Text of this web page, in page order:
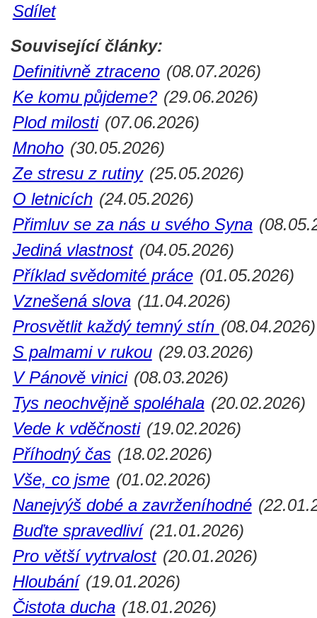
Sdílet
Související články:
Definitivně ztraceno (08.07.2026)
Ke komu půjdeme? (29.06.2026)
Plod milosti (07.06.2026)
Mnoho (30.05.2026)
Ze stresu z rutiny (25.05.2026)
O letnicích (24.05.2026)
Přimluv se za nás u svého Syna
Jediná vlastnost (04.05.2026)
Příklad svědomité práce (01.05.2026)
Vznešená slova (11.04.2026)
Prosvětlit každý temný stín (08.04.2026)
S palmami v rukou (29.03.2026)
V Pánově vinici (08.03.2026)
Tys neochvějně spoléhala (20.02.2026)
Vede k vděčnosti (19.02.2026)
Příhodný čas (18.02.2026)
Vše, co jsme (01.02.2026)
Nanejvýš dobé a zavrženíhodné
Buďte spravedliví (21.01.2026)
Pro větší vytrvalost (20.01.2026)
Hloubání (19.01.2026)
Čistota ducha (18.01.2026)